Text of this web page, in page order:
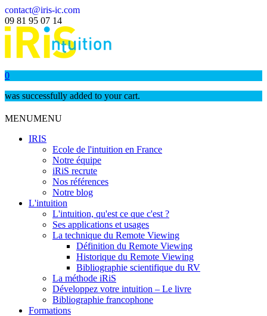
contact@iris-ic.com
09 81 95 07 14
0
was successfully added to your cart.
MENUMENU
IRIS
Ecole de l'intuition en France
Notre équipe
iRiS recrute
Nos références
Notre blog
L'intuition
L'intuition, qu'est ce que c'est ?
Ses applications et usages
La technique du Remote Viewing
Définition du Remote Viewing
Historique du Remote Viewing
Bibliographie scientifique du RV
La méthode iRiS
Développez votre intuition – Le livre
Bibliographie francophone
Formations